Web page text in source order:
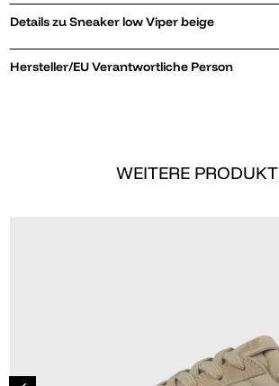
Details zu Sneaker low Viper beige
Hersteller/EU Verantwortliche Person
WEITERE